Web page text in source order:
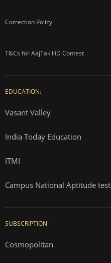
Correction Policy
T&Cs for AajTak HD Contest
EDUCATION:
Vasant Valley
India Today Education
ITMI
Campus National Aptitude test
SUBSCRIPTION:
Cosmopolitan